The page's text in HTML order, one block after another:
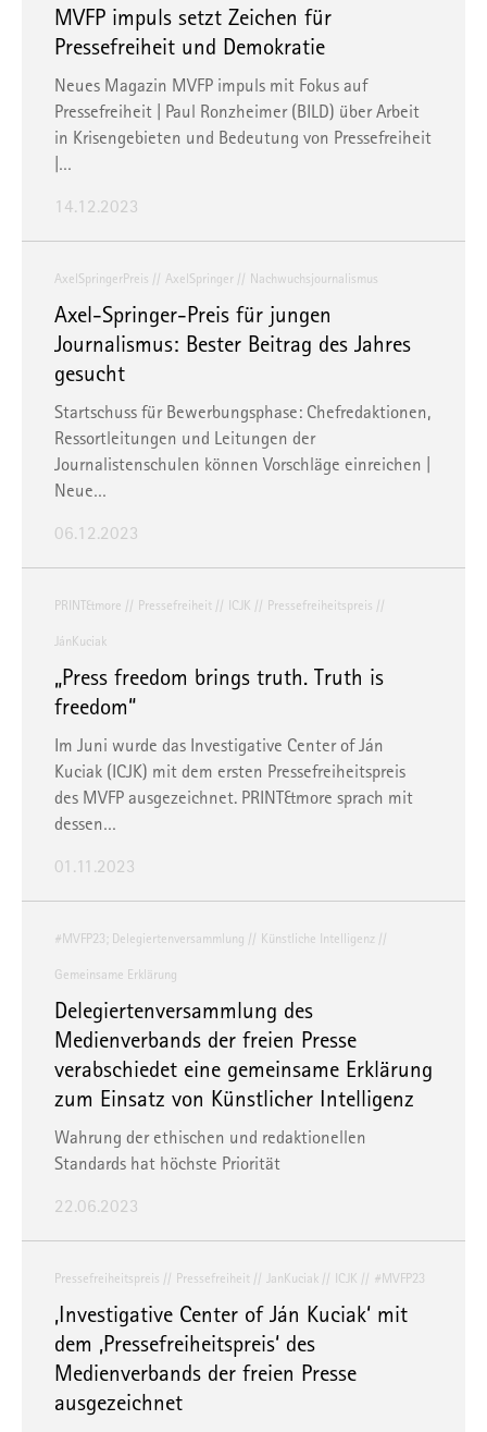
MVFP impuls setzt Zeichen für
Pressefreiheit und Demokratie
Neues Magazin MVFP impuls mit Fokus auf
Pressefreiheit | Paul Ronzheimer (BILD) über Arbeit
in Krisengebieten und Bedeutung von Pressefreiheit
|…
14.12.2023
AxelSpringerPreis AxelSpringer Nachwuchsjournalismus
Axel-Springer-Preis für jungen
Journalismus: Bester Beitrag des Jahres
gesucht
Startschuss für Bewerbungsphase: Chefredaktionen,
Ressortleitungen und Leitungen der
Journalistenschulen können Vorschläge einreichen |
Neue…
06.12.2023
PRINT&more Pressefreiheit ICJK Pressefreiheitspreis
JánKuciak
„Press freedom brings truth. Truth is
freedom“
Im Juni wurde das Investigative Center of Ján
Kuciak (ICJK) mit dem ersten Pressefreiheitspreis
des MVFP ausgezeichnet. PRINT&more sprach mit
dessen…
01.11.2023
#MVFP23; Delegiertenversammlung Künstliche Intelligenz
Gemeinsame Erklärung
Delegiertenversammlung des
Medienverbands der freien Presse
verabschiedet eine gemeinsame Erklärung
zum Einsatz von Künstlicher Intelligenz
Wahrung der ethischen und redaktionellen
Standards hat höchste Priorität
22.06.2023
Pressefreiheitspreis Pressefreiheit JanKuciak ICJK #MVFP23
‚Investigative Center of Ján Kuciak‘ mit
dem ‚Pressefreiheitspreis‘ des
Medienverbands der freien Presse
ausgezeichnet